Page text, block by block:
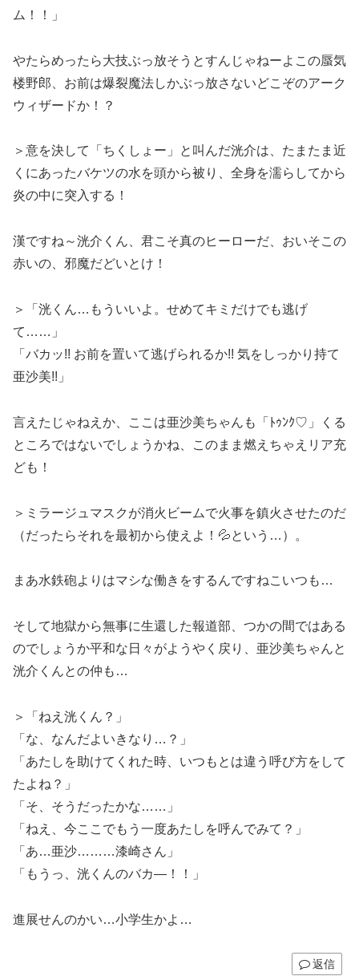
ム！！」
やたらめったら大技ぶっ放そうとすんじゃねーよこの蜃気
楼野郎、お前は爆裂魔法しかぶっ放さないどこぞのアーク
ウィザードか！？
＞意を決して「ちくしょー」と叫んだ洸介は、たまたま近
くにあったバケツの水を頭から被り、全身を濡らしてから
炎の中に突入する！
漢ですね～洸介くん、君こそ真のヒーローだ、おいそこの
赤いの、邪魔だどいとけ！
＞「洸くん…もういいよ。せめてキミだけでも逃げ
て……」
「バカッ!! お前を置いて逃げられるか!! 気をしっかり持て
亜沙美!!」
言えたじゃねえか、ここは亜沙美ちゃんも「ﾄｩﾝｸ♡」くる
ところではないでしょうかね、このまま燃えちゃえリア充
ども！
＞ミラージュマスクが消火ビームで火事を鎮火させたのだ
（だったらそれを最初から使えよ！💦という…）。
まあ水鉄砲よりはマシな働きをするんですねこいつも…
そして地獄から無事に生還した報道部、つかの間ではある
のでしょうか平和な日々がようやく戻り、亜沙美ちゃんと
洸介くんとの仲も…
＞「ねえ洸くん？」
「な、なんだよいきなり…？」
「あたしを助けてくれた時、いつもとは違う呼び方をして
たよね？」
「そ、そうだったかな……」
「ねえ、今ここでもう一度あたしを呼んでみて？」
「あ…亜沙………漆崎さん」
「もうっ、洸くんのバカ―！！」
進展せんのかい…小学生かよ…
返信